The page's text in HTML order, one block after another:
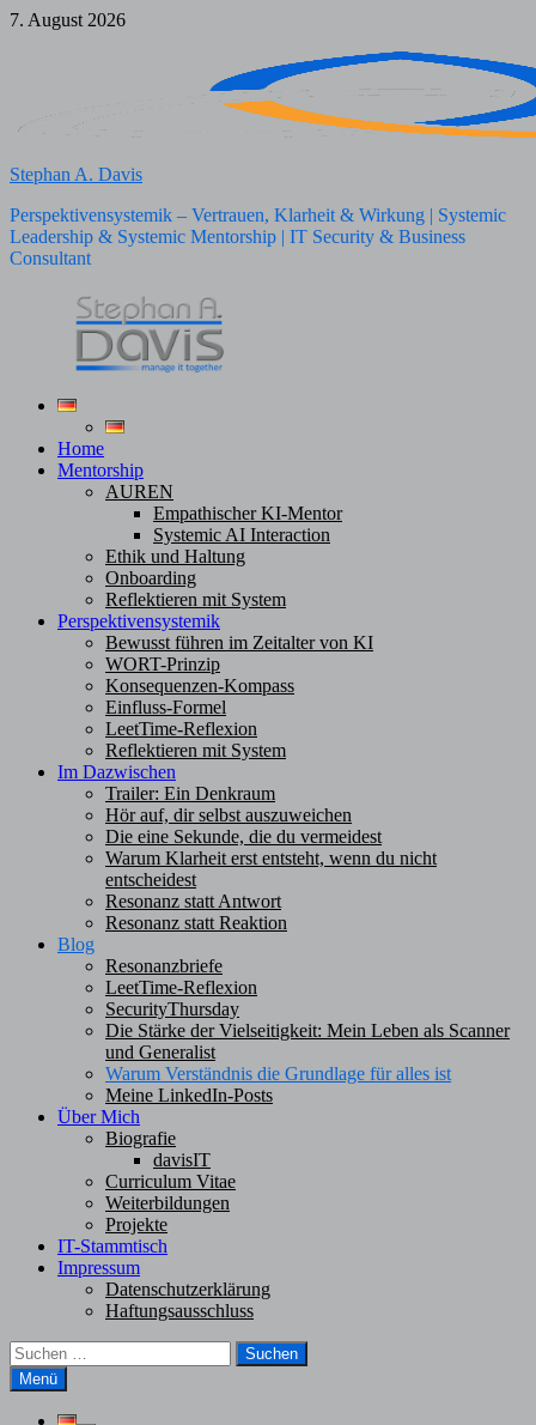
Zum
7. August 2026
Stephan A. Davis
Perspektivensystemik – Vertrauen, Klarheit & Wirkung | Systemic
Leadership & Systemic Mentorship | IT Security & Business
Consultant
Home
Mentorship
AUREN
Empathischer KI-Mentor
Systemic AI Interaction
Ethik und Haltung
Onboarding
Reflektieren mit System
Perspektivensystemik
Bewusst führen im Zeitalter von KI
WORT-Prinzip
Konsequenzen-Kompass
Einfluss-Formel
LeetTime-Reflexion
Reflektieren mit System
Im Dazwischen
Trailer: Ein Denkraum
Hör auf, dir selbst auszuweichen
Die eine Sekunde, die du vermeidest
Warum Klarheit erst entsteht, wenn du nicht
entscheidest
Resonanz statt Antwort
Resonanz statt Reaktion
Blog
Resonanzbriefe
LeetTime-Reflexion
SecurityThursday
Die Stärke der Vielseitigkeit: Mein Leben als Scanner
und Generalist
Warum Verständnis die Grundlage für alles ist
Meine LinkedIn-Posts
Über Mich
Biografie
davisIT
Curriculum Vitae
Weiterbildungen
Projekte
IT-Stammtisch
Impressum
Datenschutzerklärung
Haftungsausschluss
Suchen
nach:
Menü